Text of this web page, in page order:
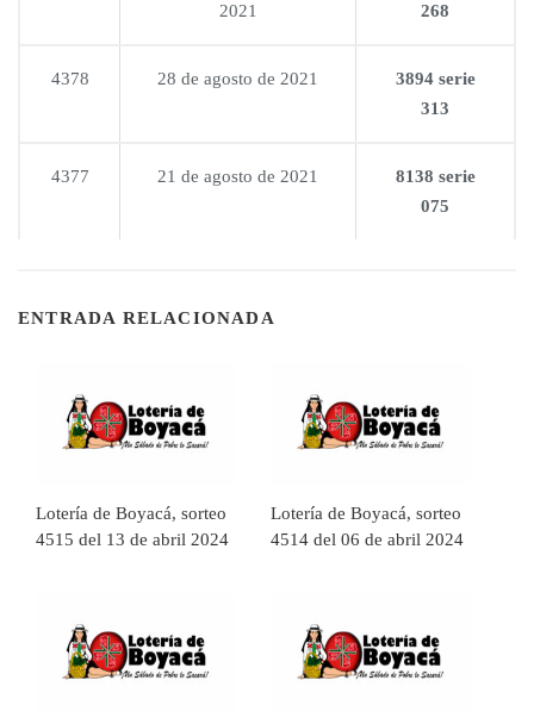
2021
268
4378 28 de agosto de 2021
3894 serie
313
4377 21 de agosto de 2021
8138 serie
075
ENTRADA RELACIONADA
Lotería de Boyacá, sorteo
4515 del 13 de abril 2024
Lotería de Boyacá, sorteo
4514 del 06 de abril 2024